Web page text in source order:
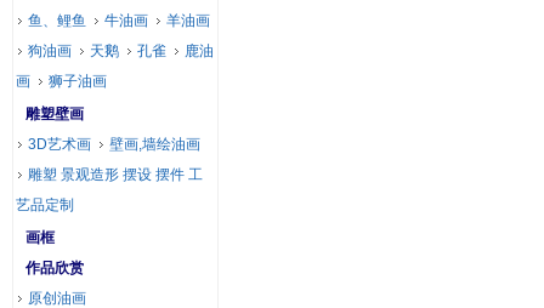
鱼、鲤鱼
牛油画
羊油画
狗油画
天鹅 孔雀
鹿油
画
狮子油画
雕塑壁画
3D艺术画
壁画,墙绘油画
雕塑 景观造形 摆设 摆件 工
艺品定制
画框
作品欣赏
原创油画